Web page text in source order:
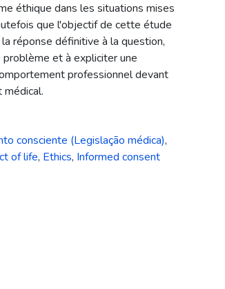
éthique dans les situations mises
que l'objectif de cette étude
réponse définitive à la question,
et à expliciter une
professionnel devant
consciente (Legislação médica),
of life, Ethics, Informed consent